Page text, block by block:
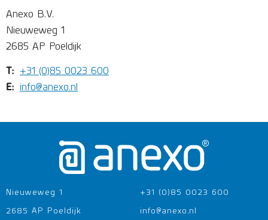
Anexo B.V.
Nieuweweg 1
2685 AP Poeldijk
T: +31 (0)85 0023 600
E: info@anexo.nl
Nieuweweg 1
2685 AP Poeldijk
+31 (0)85 0023 600
info@anexo.nl